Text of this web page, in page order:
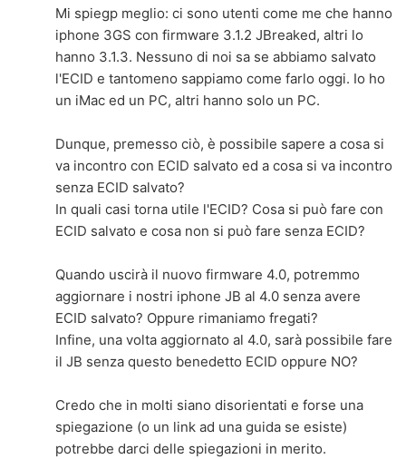
Mi spiegp meglio: ci sono utenti come me che hanno
iphone 3GS con firmware 3.1.2 JBreaked, altri lo
hanno 3.1.3. Nessuno di noi sa se abbiamo salvato
l'ECID e tantomeno sappiamo come farlo oggi. Io ho
un iMac ed un PC, altri hanno solo un PC.
Dunque, premesso ciò, è possibile sapere a cosa si
va incontro con ECID salvato ed a cosa si va incontro
senza ECID salvato?
In quali casi torna utile l'ECID? Cosa si può fare con
ECID salvato e cosa non si può fare senza ECID?
Quando uscirà il nuovo firmware 4.0, potremmo
aggiornare i nostri iphone JB al 4.0 senza avere
ECID salvato? Oppure rimaniamo fregati?
Infine, una volta aggiornato al 4.0, sarà possibile fare
il JB senza questo benedetto ECID oppure NO?
Credo che in molti siano disorientati e forse una
spiegazione (o un link ad una guida se esiste)
potrebbe darci delle spiegazioni in merito.